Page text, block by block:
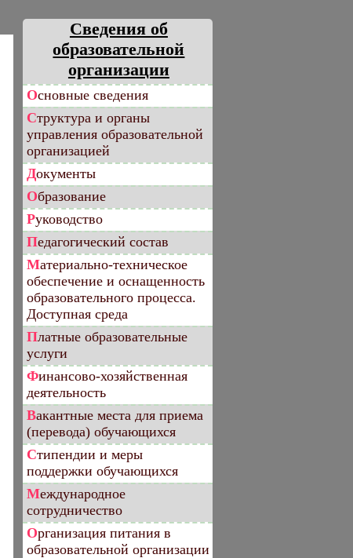
Сведения об
образовательной
организации
Основные сведения
Структура и органы
управления образовательной
организацией
Документы
Образование
Руководство
Педагогический состав
Материально-техническое
обеспечение и оснащенность
образовательного процесса.
Доступная среда
Платные образовательные
услуги
Финансово-хозяйственная
деятельность
Вакантные места для приема
(перевода) обучающихся
Стипендии и меры
поддержки обучающихся
Международное
сотрудничество
Организация питания в
образовательной организации